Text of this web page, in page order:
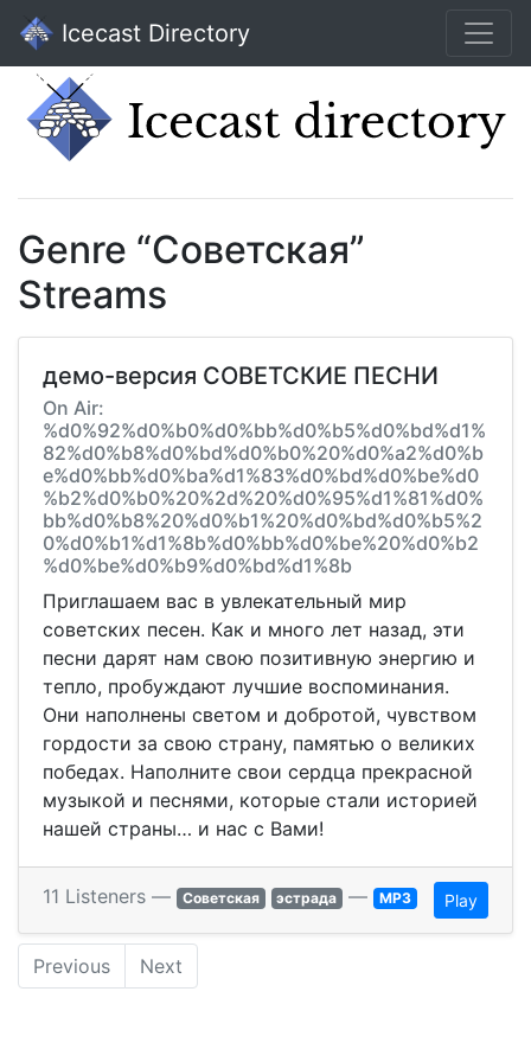
Icecast Directory
Genre “Советская”
Streams
демо-версия СОВЕТСКИЕ ПЕСНИ
On Air:
%d0%92%d0%b0%d0%bb%d0%b5%d0%bd%d1%
82%d0%b8%d0%bd%d0%b0%20%d0%a2%d0%b
e%d0%bb%d0%ba%d1%83%d0%bd%d0%be%d0
%b2%d0%b0%20%2d%20%d0%95%d1%81%d0%
bb%d0%b8%20%d0%b1%20%d0%bd%d0%b5%2
0%d0%b1%d1%8b%d0%bb%d0%be%20%d0%b2
%d0%be%d0%b9%d0%bd%d1%8b
Приглашаем вас в увлекательный мир
советских песен. Как и много лет назад, эти
песни дарят нам свою позитивную энергию и
тепло, пробуждают лучшие воспоминания.
Они наполнены светом и добротой, чувством
гордости за свою страну, памятью о великих
победах. Наполните свои сердца прекрасной
музыкой и песнями, которые стали историей
нашей страны… и нас с Вами!
11 Listeners — Советская эстрада — MP3 Play
Previous Next